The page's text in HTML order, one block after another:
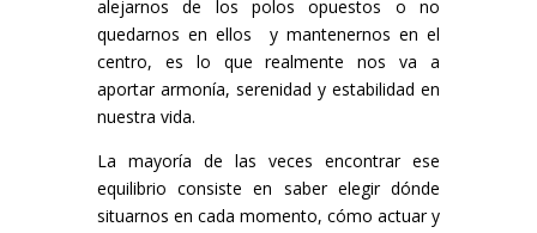
alejarnos de los polos opuestos o no
quedarnos en ellos y mantenernos en el
centro, es lo que realmente nos va a
aportar armonía, serenidad y estabilidad en
nuestra vida.
La mayoría de las veces encontrar ese
equilibrio consiste en saber elegir dónde
situarnos en cada momento, cómo actuar y